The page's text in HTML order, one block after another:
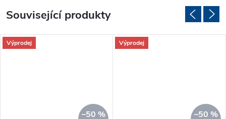
Související produkty
Výprodej
–50 %
Výprodej
–50 %